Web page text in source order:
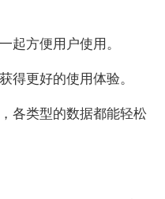
起方便用户使用。
得更好的使用体验。
各类型的数据都能轻松